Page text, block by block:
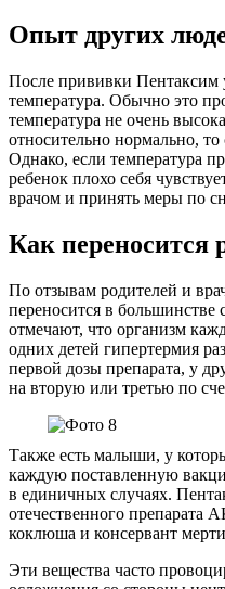
Опыт других
После прививки Пентаксим
температура. Обычно это
температура не очень
относительно нормально, то
Однако, если температура
ребенок плохо себя
врачом и принять меры по
Как переносится
По отзывам родителей и
переносится в
отмечают, что организм
одних детей гипертермия
первой дозы препарата, у
на вторую или третью по
Также есть малыши, у
каждую поставленную
в единичных случаях.
отечественного препарата
коклюша и консервант
Эти вещества часто